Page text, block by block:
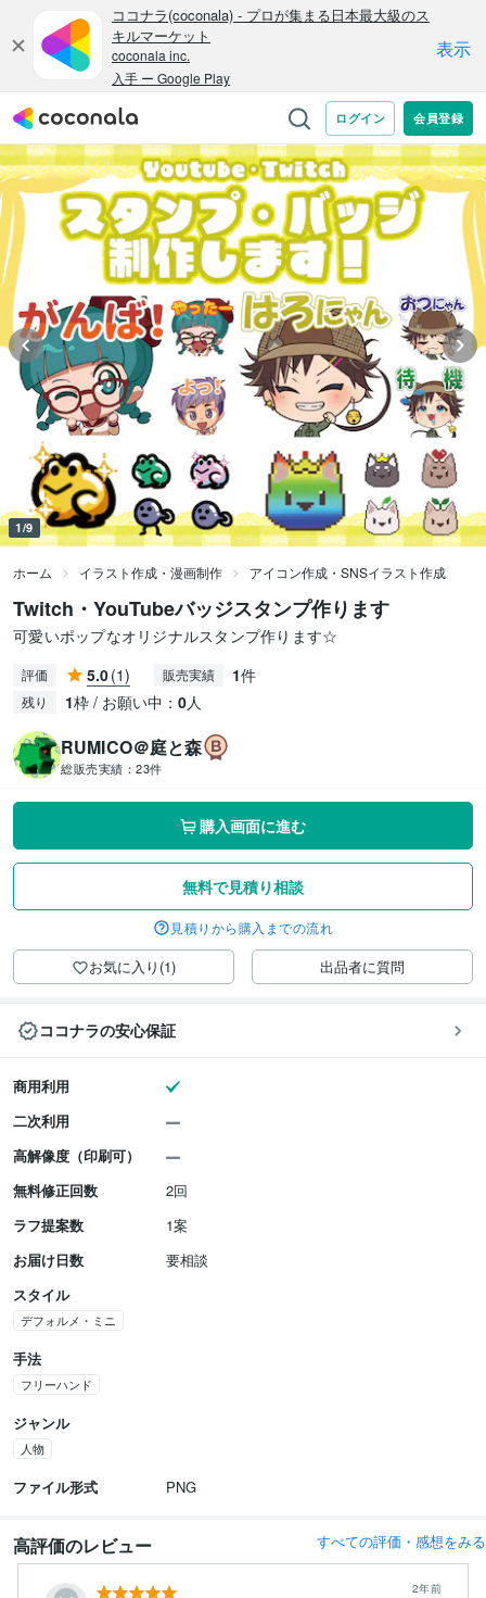
1/9
ホーム イラスト作成・漫画制作 アイコン作成・SNSイラスト作成
Twitch・YouTubeバッジスタンプ作ります
可愛いポップなオリジナルスタンプ作ります☆
評価 5.0(1) 販売実績 1件
残り 1枠 / お願い中： 0人
RUMICO＠庭と森
総販売実績： 23件
購入画面に進む
無料で見積り相談
見積りから購入までの流れ
お気に入り(1) 出品者に質問
ココナラの安心保証
商用利用
二次利用
高解像度（印刷可）
無料修正回数
2回
ラフ提案数
1案
お届け日数
要相談
スタイル
デフォルメ・ミニ
手法
フリーハンド
ジャンル
人物
ファイル形式 PNG
高評価のレビュー すべての評価・感想をみる
2年前